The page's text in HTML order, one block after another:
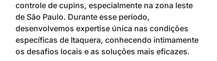
controle de cupins, especialmente na zona leste
de São Paulo. Durante esse período,
desenvolvemos expertise única nas condições
específicas de Itaquera, conhecendo intimamente
os desafios locais e as soluções mais eficazes.